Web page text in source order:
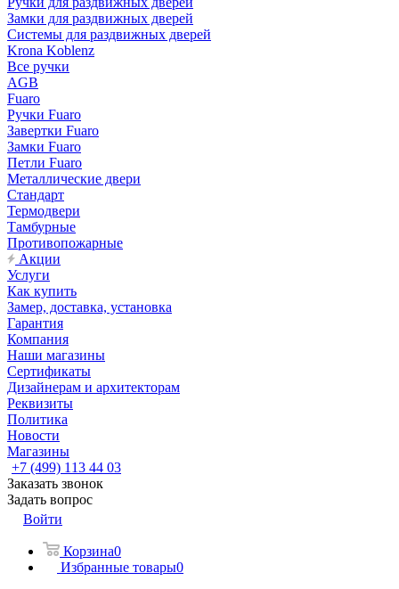
Замки для раздвижных дверей
Системы для раздвижных дверей
Krona Koblenz
Все ручки
AGB
Fuaro
Ручки Fuaro
Завертки Fuaro
Замки Fuaro
Петли Fuaro
Металлические двери
Стандарт
Термодвери
Тамбурные
Противопожарные
Акции
Услуги
Как купить
Замер, доставка, установка
Гарантия
Компания
Наши магазины
Сертификаты
Дизайнерам и архитекторам
Реквизиты
Политика
Новости
Магазины
+7 (499) 113 44 03
Заказать звонок
Задать вопрос
Войти
Корзина0
Избранные товары0